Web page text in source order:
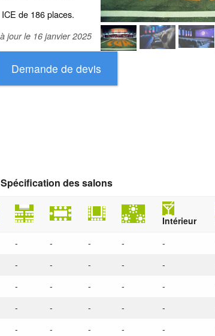
de 186 places.
jour le 16 janvier 2025
Spécification des salons
Intérieur
- - - - -
- - - - -
- - - - -
- - - - -
- - - - -